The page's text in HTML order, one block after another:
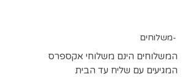
ניתן לרכוש כמות גדולה בתיאום
0524297718
בהזמנה של מוצרים אחרים ניתן לצרף
משלוחים-
המשלוחים הינם משלוחי אקספרס
המגיעים עם שליח עד הבית